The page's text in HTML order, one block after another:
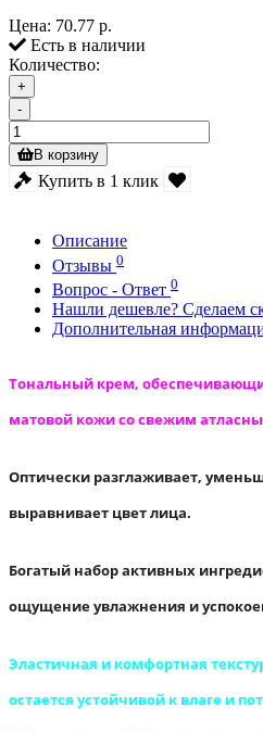
Цена: 70.77 р.
Есть в наличии
Количество:
+
-
В корзину
Купить в 1 клик
Описание
Отзывы 0
Вопрос - Ответ 0
Нашли дешевле? Сделаем
Дополнительная
Тональный крем,
матовой кожи со свежим
Оптически разглаживает,
выравнивает цвет лица.
Богатый набор активных
ощущение увлажнения и
Эластичная и комфортная
остается устойчивой к влаге и